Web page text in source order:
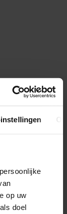
op uw
doel